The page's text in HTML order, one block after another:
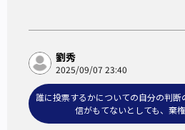
劉秀
2025/09/07 23:40
誰に投票するかについての自分の判
信がもてないとしても、棄